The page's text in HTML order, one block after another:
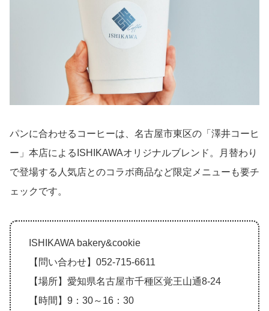
パンに合わせるコーヒーは、名古屋市東区の「澤井コーヒ
ー」本店によるISHIKAWAオリジナルブレンド。月替わり
で登場する人気店とのコラボ商品など限定メニューも要チ
ェックです。
ISHIKAWA bakery&cookie
【問い合わせ】052-715-6611
【場所】愛知県名古屋市千種区覚王山通8-24
【時間】9：30～16：30